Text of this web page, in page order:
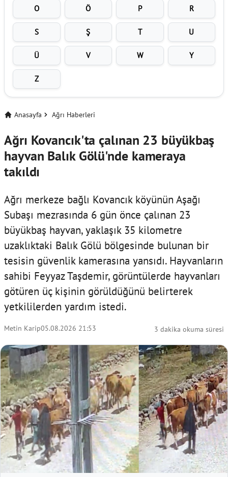
O Ö P R
S Ş T U
Ü V W Y
Z
Anasayfa Ağrı Haberleri
Ağrı Kovancık'ta çalınan 23 büyükbaş
hayvan Balık Gölü'nde kameraya
takıldı
Ağrı merkeze bağlı Kovancık köyünün Aşağı
Subaşı mezrasında 6 gün önce çalınan 23
büyükbaş hayvan, yaklaşık 35 kilometre
uzaklıktaki Balık Gölü bölgesinde bulunan bir
tesisin güvenlik kamerasına yansıdı. Hayvanların
sahibi Feyyaz Taşdemir, görüntülerde hayvanları
götüren üç kişinin görüldüğünü belirterek
yetkililerden yardım istedi.
Metin Karip05.08.2026 21:53 3 dakika okuma süresi